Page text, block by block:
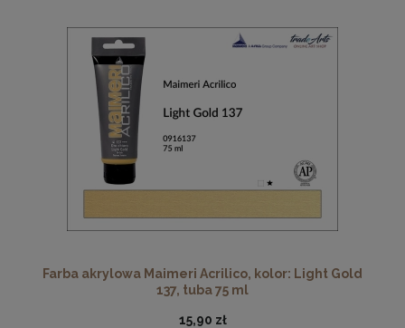
Farba akrylowa Maimeri Acrilico, kolor: Light Gold
137, tuba 75 ml
15,90 zł